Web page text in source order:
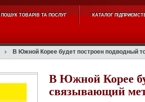
ПОШУК ТОВАРІВ ТА ПОСЛУГ КАТАЛОГ
В Южной Корее будет построен подводный
В Южной Корее
связывающий